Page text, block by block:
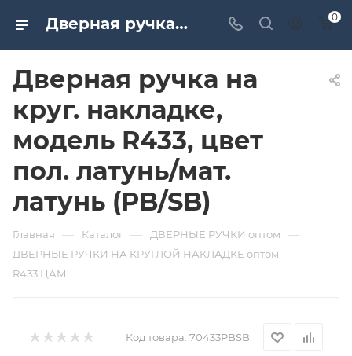
Дверная ручка на круг. накладке, модель R433, цвет пол. латунь/мат. латунь (PB/SB). Дверная и мебельная фурнитура САМИР-КИЛИТ | Оптовые поставки 0
Дверная ручка на
круг. накладке,
модель R433, цвет
пол. латунь/мат.
латунь (PB/SB)
Главная — Каталог — ДВЕРНЫЕ РУЧКИ оптом —
ДВЕРНЫЕ РУЧКИ НА КРУГЛОЙ НАКЛАДКЕ оптом —
R433 ЦАМ
Код товара: 70433PBSB